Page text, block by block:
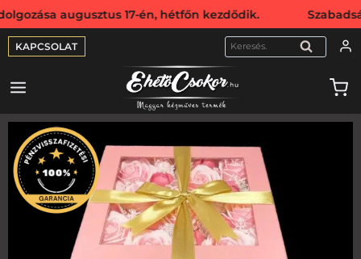
17-én, hétfőn kezdődik. Szabadság
KAPCSOLAT KERESÉS